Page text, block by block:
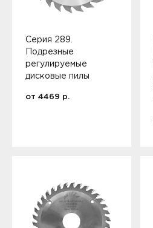
Серия 289.
Подрезные
регулируемые
дисковые пилы
от 4469 р.